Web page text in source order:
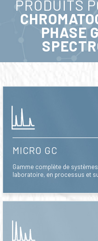
PRODUITS
PHASE
MICRO GC
Gamme complète de
laboratoire, en processus et